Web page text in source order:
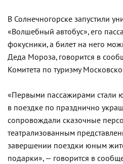
В Солнечногорске запустили
«Волшебный автобус», его
фокусники, а билет на него
Деда Мороза, говорится в
Комитета по туризму
«Первыми пассажирами стали
в поездке по празднично
сопровождали сказочные
театрализованным
завершении поездки юным
подарки», — говорится в